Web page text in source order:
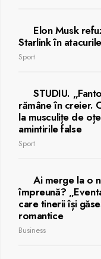
Elon Musk
Starlink în
Sport
STUDIU.
rămâne în creier.
la musculițe de
amintirile false
Sport
Ai merge la o
împreună?
care tinerii își
romantice
Business